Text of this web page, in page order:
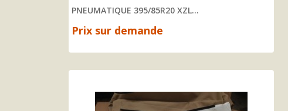
PNEUMATIQUE 395/85R20 XZL...
Prix sur demande